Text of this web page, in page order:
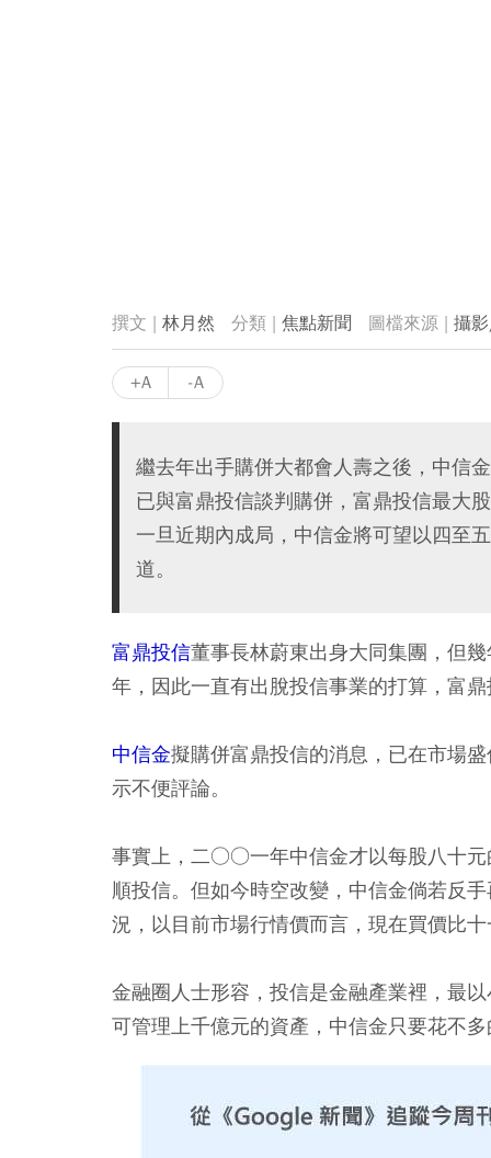
林月然 焦點新聞 攝
+A -A
繼去年出手購併大都會人壽之後，中信
已與富鼎投信談判購併，富鼎投信最大
一旦近期內成局，中信金將可望以四至
道。
富鼎投信董事長林蔚東出身大同集團，但
年，因此一直有出脫投信事業的打算，富
中信金擬購併富鼎投信的消息，已在市場
示不便評論。
事實上，二○○一年中信金才以每股八十元
順投信。但如今時空改變，中信金倘若反
況，以目前市場行情價而言，現在買價比
金融圈人士形容，投信是金融產業裡，最
可管理上千億元的資產，中信金只要花不